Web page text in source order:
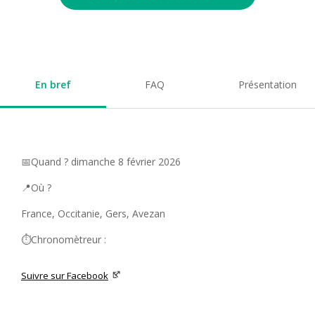
En bref FAQ Présentation
📅Quand ? dimanche 8 février 2026
📍Où ?
France, Occitanie, Gers, Avezan
⏱️Chronomètreur :
Suivre sur Facebook